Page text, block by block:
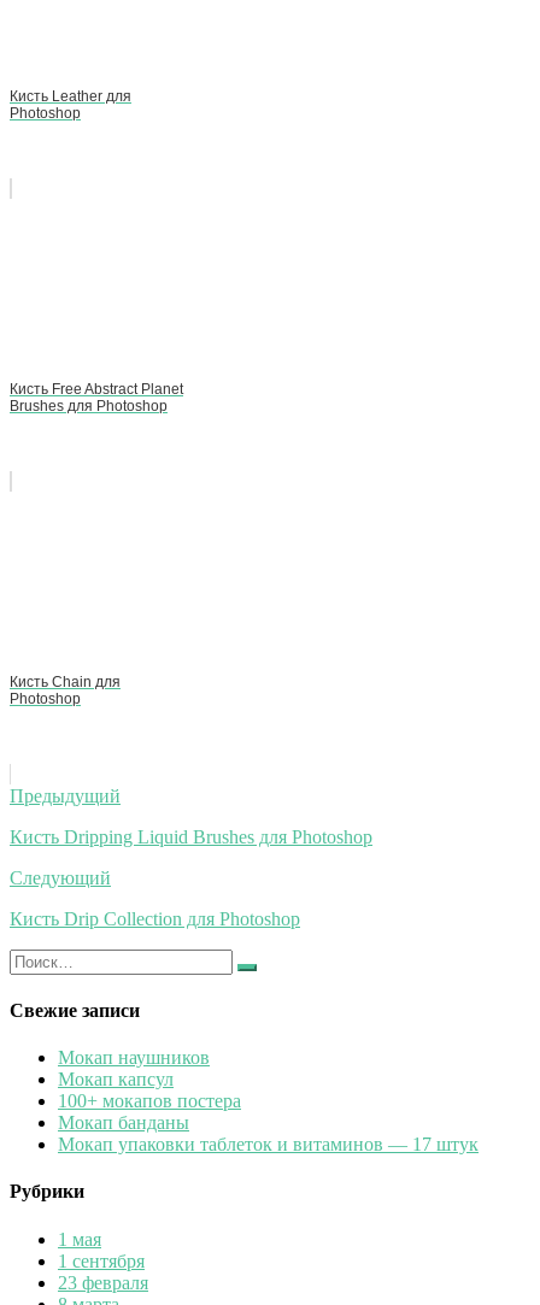
Кисть Leather для
Photoshop
Кисть Free Abstract Planet
Brushes для Photoshop
Кисть Chain для
Photoshop
Навигация
по
записям
Предыдущий
Кисть Dripping Liquid Brushes для Photoshop
Следующий
Кисть Drip Collection для Photoshop
Искать:
Найти
Свежие записи
Мокап наушников
Мокап капсул
100+ мокапов постера
Мокап банданы
Мокап упаковки таблеток и витаминов — 17 штук
Рубрики
1 мая
1 сентября
23 февраля